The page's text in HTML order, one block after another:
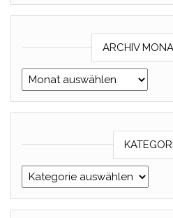
ARCHIV
Archiv Monat/Jahr
Kategorien